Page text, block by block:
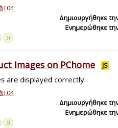
E04
0
Δημιουργήθηκε
Ενημερώθηκε
Images on PChome JS
are displayed correctly.
E04
0
Δημιουργήθηκε
Ενημερώθηκε